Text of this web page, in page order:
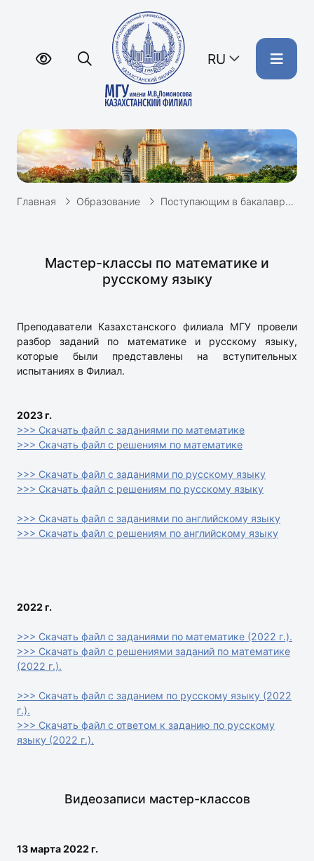
RU
Главная Образование Поступающим в бакалавриат
Мастер-классы по математике и
русскому языку
Преподаватели Казахстанского филиала МГУ провели
разбор заданий по математике и русскому языку,
которые были представлены на вступительных
испытаниях в Филиал.
2023 г.
>>> Скачать файл с заданиями по математике
>>> Скачать файл с решениям по математике
>>> Скачать файл с заданиями по русскому языку
>>> Скачать файл с решениям по русскому языку
>>> Скачать файл с заданиями по английскому языку
>>> Скачать файл с решениям по английскому языку
2022 г.
>>> Скачать файл с заданиями по математике (2022 г.).
>>> Скачать файл с решениями заданий по математике
(2022 г.).
>>> Скачать файл с заданием по русскому языку (2022
г.).
>>> Скачать файл с ответом к заданию по русскому
языку (2022 г.).
Видеозаписи мастер-классов
13 марта 2022 г.